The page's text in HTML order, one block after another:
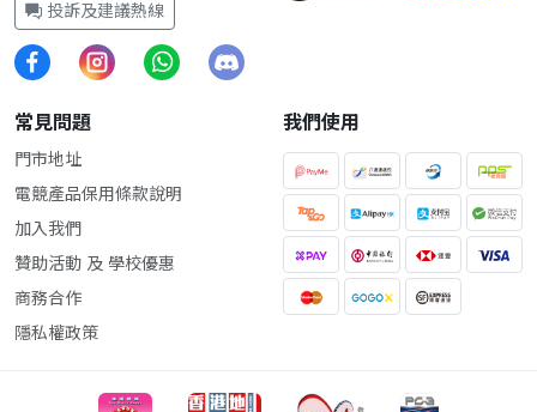
投訴及建議熱線
常見問題
門市地址
電競產品保用條款說明
加入我們
贊助活動 及 學校優惠
商務合作
隱私權政策
我們使用